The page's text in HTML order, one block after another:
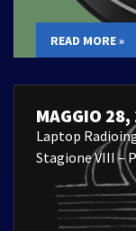
READ MORE »
MAGGIO
Laptop
Stagione VIII –